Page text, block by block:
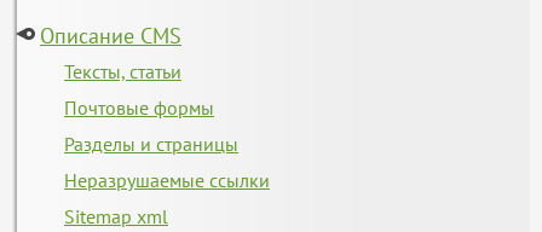
Описание CMS
Тексты, статьи
Почтовые формы
Разделы и страницы
Неразрушаемые ссылки
Sitemap xml